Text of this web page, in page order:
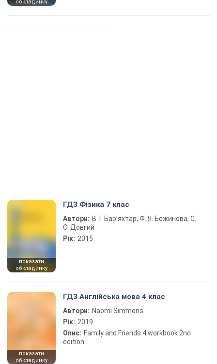
обкладинку
показати
обкладинку
ГДЗ Фізика 7 клас
Автори: В. Г. Бар’яхтар, Ф. Я. Божинова, С.
О. Довгий
Рік: 2015
показати
обкладинку
ГДЗ Англійська мова 4 клас
Автори: Naomi Simmons
Рік: 2019
Опис: Family and Friends 4 workbook 2nd
edition